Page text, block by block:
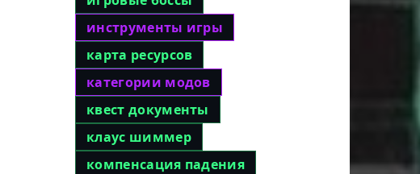
инструменты игры
карта ресурсов
категории модов
квест документы
клаус шиммер
компенсация падения